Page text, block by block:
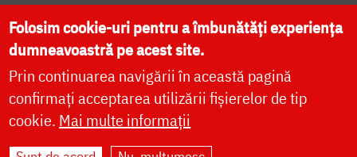
DONEAZĂ ONLINE PENTRU CATEDRALA NAȚIONALĂ
LIVE
Folosim cookie-uri pentru a îmbunătăți experiența
dumneavoastră pe acest site.
Prin continuarea navigării în această pagină
confirmați acceptarea utilizării fișierelor de tip
cookie. Mai multe informații